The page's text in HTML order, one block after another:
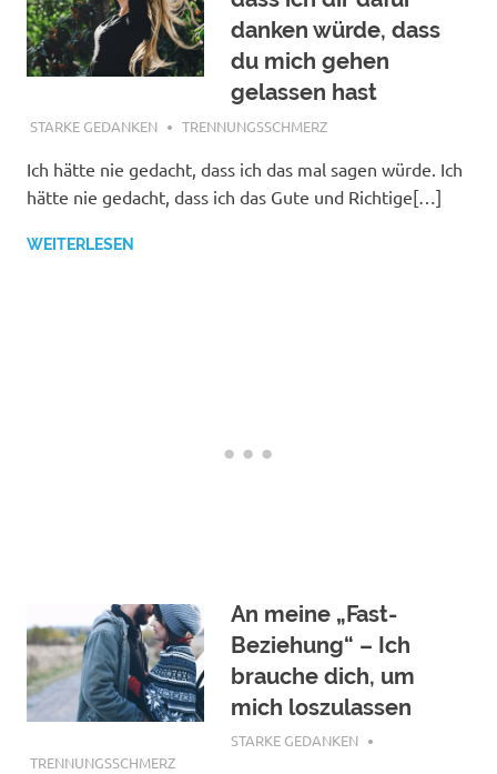
danken würde, dass
du mich gehen
gelassen hast
JANUAR 24, 2018
STARKE GEDANKEN TRENNUNGSSCHMERZ
Ich hätte nie gedacht, dass ich das mal sagen würde. Ich
hätte nie gedacht, dass ich das Gute und Richtige[…]
WEITERLESEN
An meine „Fast-
Beziehung“ – Ich
brauche dich, um
mich loszulassen
JANUAR 19, 2018
STARKE GEDANKEN
TRENNUNGSSCHMERZ